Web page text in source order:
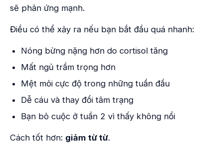
sẽ phản ứng mạnh.
Điều có thể xảy ra nếu bạn bắt đầu quá nhanh:
Nóng bừng nặng hơn do cortisol tăng
Mất ngủ trầm trọng hơn
Mệt mỏi cực độ trong những tuần đầu
Dễ cáu và thay đổi tâm trạng
Bạn bỏ cuộc ở tuần 2 vì thấy không nổi
Cách tốt hơn: giảm từ từ.